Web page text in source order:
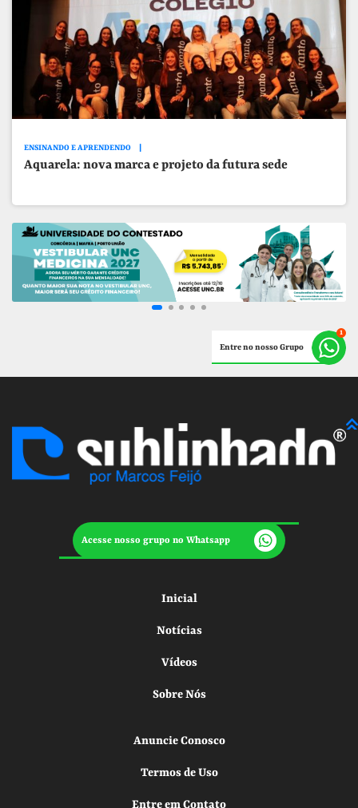
ENSINANDO E APRENDENDO
Aquarela: nova marca e projeto da futura sede
Entre no nosso Grupo
Acesse nosso grupo no Whatsapp
Inicial
Notícias
Vídeos
Sobre Nós
Anuncie Conosco
Termos de Uso